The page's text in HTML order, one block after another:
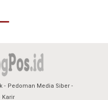
Pedoman Media Siber
Karir